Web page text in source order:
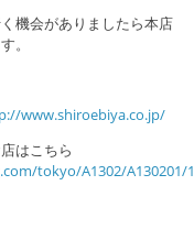
機会がありましたら本店
。
www.shiroebiya.co.jp/
はこちら
tokyo/A1302/A130201/